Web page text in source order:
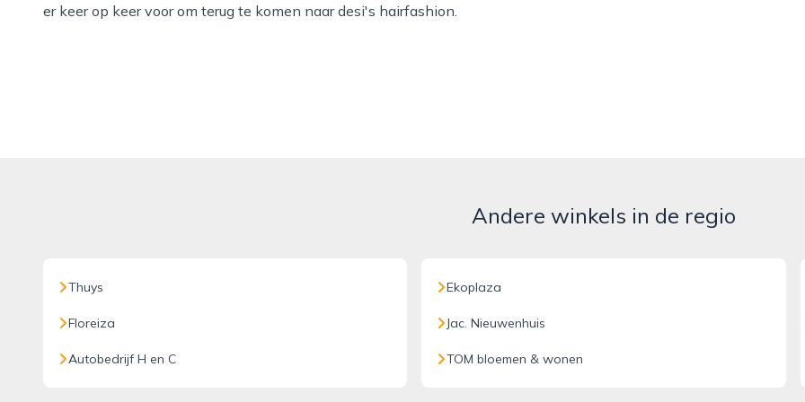
er keer op keer voor om terug te komen naar desi's hairfashion.
Andere winkels in de regio
Thuys
Floreiza
Autobedrijf H en C
Ekoplaza
Jac. Nieuwenhuis
TOM bloemen & wonen